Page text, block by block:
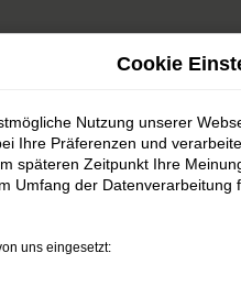
Cookie
Nutzung unserer
Ihre Präferenzen und
späteren Zeitpunkt Ihre
Umfang der Datenverarbeitung
uns eingesetzt: